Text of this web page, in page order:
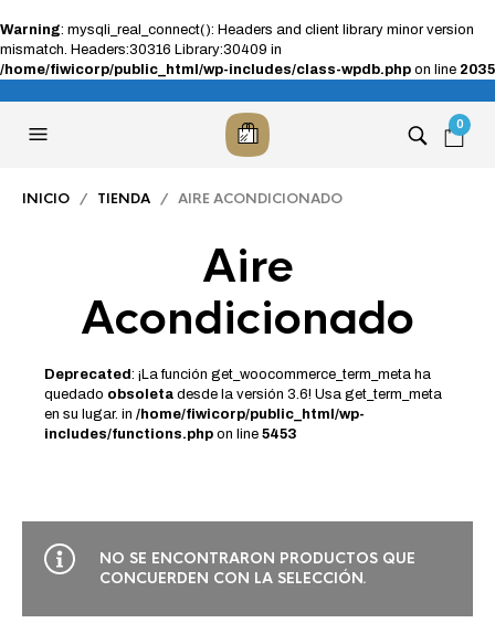
Warning: mysqli_real_connect(): Headers and client library minor version
mismatch. Headers:30316 Library:30409 in
/home/fiwicorp/public_html/wp-includes/class-wpdb.php on line 2035
0
INICIO / TIENDA / AIRE ACONDICIONADO
Aire
Acondicionado
Deprecated: ¡La función get_woocommerce_term_meta ha
quedado obsoleta desde la versión 3.6! Usa get_term_meta
en su lugar. in /home/fiwicorp/public_html/wp-
includes/functions.php on line 5453
NO SE ENCONTRARON PRODUCTOS QUE
CONCUERDEN CON LA SELECCIÓN.